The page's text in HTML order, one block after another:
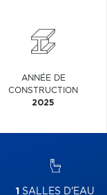
ANNÉE DE
CONSTRUCTION
2025
1 SALLES D'EAU